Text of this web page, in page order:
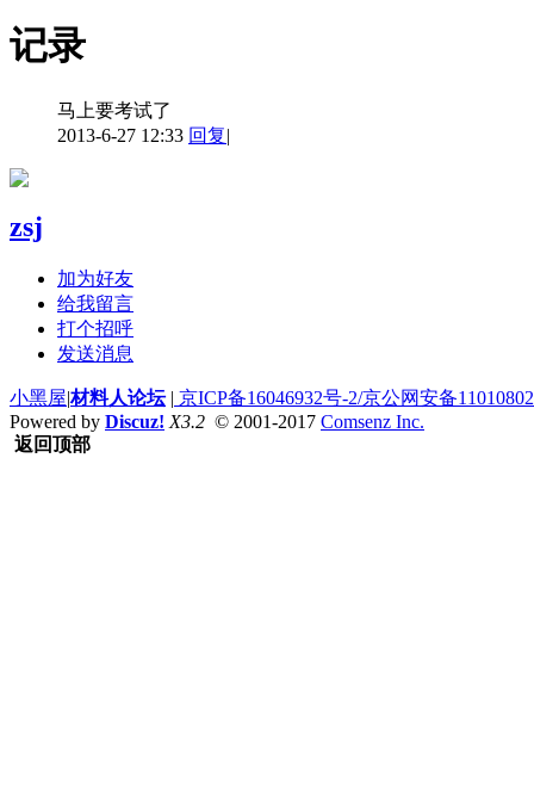
记录
马上要考试了
2013-6-27 12:33 回复|
zsj
加为好友
给我留言
打个招呼
发送消息
小黑屋|材料人论坛 | 京ICP备16046932号-2/京公网安备
Powered by Discuz! X3.2 © 2001-2017 Comsenz Inc.
返回顶部